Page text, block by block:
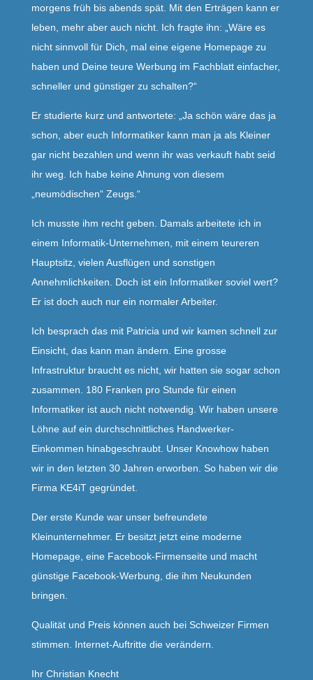
morgens früh bis abends spät. Mit den Erträgen kann er
leben, mehr aber auch nicht. Ich fragte ihn: „Wäre es
nicht sinnvoll für Dich, mal eine eigene Homepage zu
haben und Deine teure Werbung im Fachblatt einfacher,
schneller und günstiger zu schalten?“
Er studierte kurz und antwortete: „Ja schön wäre das ja
schon, aber euch Informatiker kann man ja als Kleiner
gar nicht bezahlen und wenn ihr was verkauft habt seid
ihr weg. Ich habe keine Ahnung von diesem
„neumödischen“ Zeugs.“
Ich musste ihm recht geben. Damals arbeitete ich in
einem Informatik-Unternehmen, mit einem teureren
Hauptsitz, vielen Ausflügen und sonstigen
Annehmlichkeiten. Doch ist ein Informatiker soviel wert?
Er ist doch auch nur ein normaler Arbeiter.
Ich besprach das mit Patricia und wir kamen schnell zur
Einsicht, das kann man ändern. Eine grosse
Infrastruktur braucht es nicht, wir hatten sie sogar schon
zusammen. 180 Franken pro Stunde für einen
Informatiker ist auch nicht notwendig. Wir haben unsere
Löhne auf ein durchschnittliches Handwerker-
Einkommen hinabgeschraubt. Unser Knowhow haben
wir in den letzten 30 Jahren erworben. So haben wir die
Firma KE4iT gegründet.
Der erste Kunde war unser befreundete
Kleinunternehmer. Er besitzt jetzt eine moderne
Homepage, eine Facebook-Firmenseite und macht
günstige Facebook-Werbung, die ihm Neukunden
bringen.
Qualität und Preis können auch bei Schweizer Firmen
stimmen. Internet-Auftritte die verändern.
Ihr Christian Knecht